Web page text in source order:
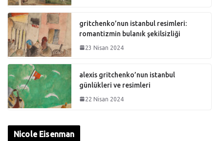
gritchenko’nun istanbul resimleri:
romantizmin bulanık şekilsizliği
23 Nisan 2024
alexis gritchenko’nun istanbul
günlükleri ve resimleri
22 Nisan 2024
Nicole Eisenman